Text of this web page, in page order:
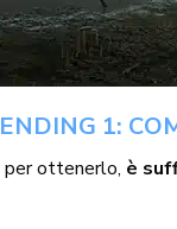
1:
per ottenerlo, è